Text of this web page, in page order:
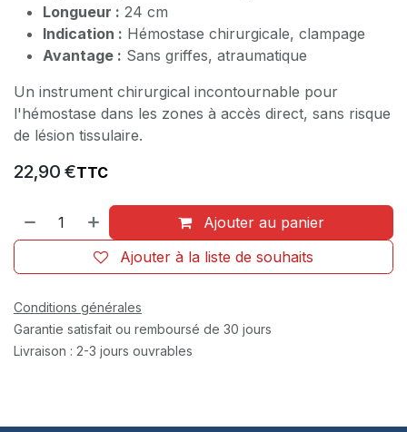
Longueur : 24 cm
Indication : Hémostase chirurgicale, clampage
Avantage : Sans griffes, atraumatique
Un instrument chirurgical incontournable pour
l'hémostase dans les zones à accès direct, sans risque
de lésion tissulaire.
22,90 €TTC
Ajouter au panier
Ajouter à la liste de souhaits
Conditions générales
Garantie satisfait ou remboursé de 30 jours
Livraison : 2-3 jours ouvrables